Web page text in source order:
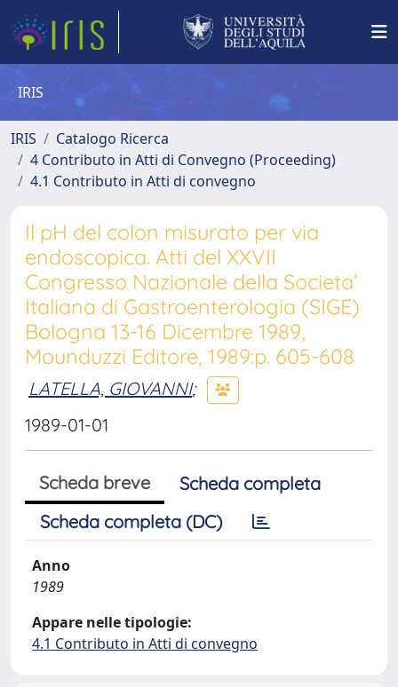
IRIS
IRIS
Catalogo Ricerca
4 Contributo in Atti di Convegno (Proceeding)
4.1 Contributo in Atti di convegno
Il pH del colon misurato per via
endoscopica. Atti del XXVII
Congresso Nazionale della Societa’
Italiana di Gastroenterologia (SIGE)
Bologna 13-16 Dicembre 1989,
Mounduzzi Editore, 1989:p. 605-608
LATELLA, GIOVANNI;
1989-01-01
Scheda breve
Scheda completa
Scheda completa (DC)
Anno
1989
Appare nelle tipologie:
4.1 Contributo in Atti di convegno